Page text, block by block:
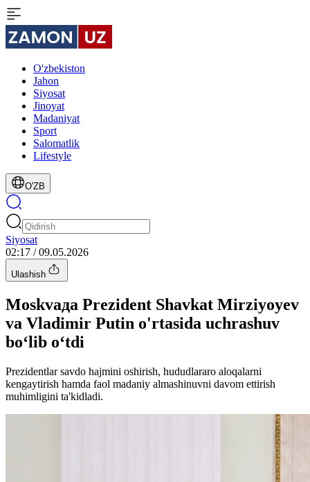
O'zbekiston
Jahon
Siyosat
Jinoyat
Madaniyat
Sport
Salomatlik
Lifestyle
O'ZB
Siyosat
02:17 / 09.05.2026
Ulashish
Moskvaда Prezident Shavkat Mirziyoyev
va Vladimir Putin o'rtasida uchrashuv
bo‘lib o‘tdi
Prezidentlar savdo hajmini oshirish, hududlararo aloqalarni
kengaytirish hamda faol madaniy almashinuvni davom ettirish
muhimligini ta'kidladi.